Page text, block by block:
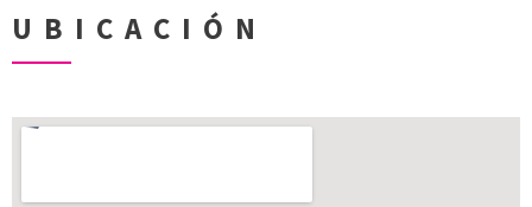
UBICACIÓN